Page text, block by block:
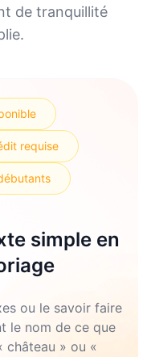
de tranquillité
requise
simple en
ou le savoir faire
le nom de ce que
» ou «